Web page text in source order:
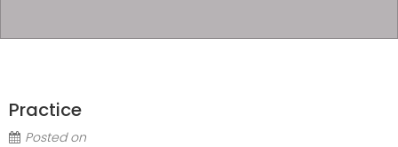
Practice
Posted on